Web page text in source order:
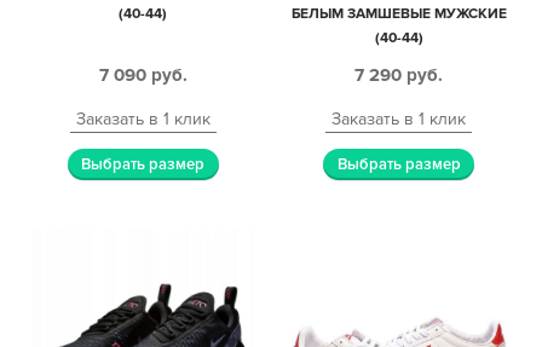
(40-44)
7 090 руб.
Заказать в 1 клик
Выбрать размер
БЕЛЫМ ЗАМШЕВЫЕ МУЖСКИЕ
(40-44)
7 290 руб.
Заказать в 1 клик
Выбрать размер